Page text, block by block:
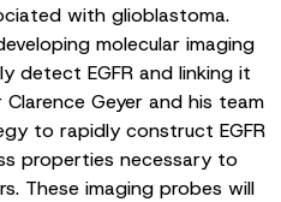
with glioblastoma.
molecular imaging
detect EGFR and linking it
Geyer and his team
to rapidly construct EGFR
properties necessary to
These imaging probes will